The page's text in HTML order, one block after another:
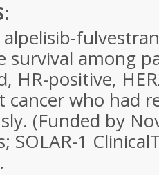
alpelisib-
survival among
HR-positive,
cancerwho had
(Funded by
SOLAR-1